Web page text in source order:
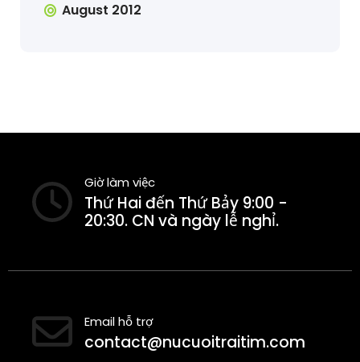
August 2012
Giờ làm việc
Thứ Hai đến Thứ Bảy 9:00 -
20:30. CN và ngày lễ nghỉ.
Email hỗ trợ
contact@nucuoitraitim.com